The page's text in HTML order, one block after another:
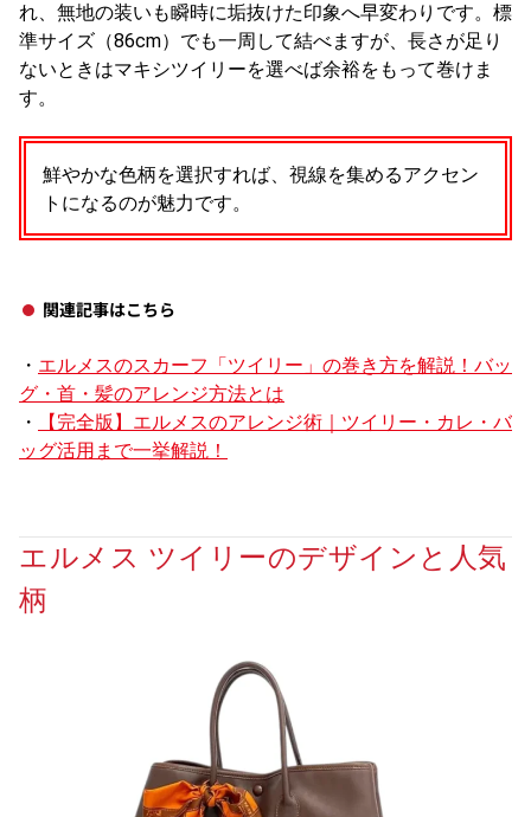
れ、無地の装いも瞬時に垢抜けた印象へ早変わりです。標
準サイズ（86cm）でも一周して結べますが、長さが足り
ないときはマキシツイリーを選べば余裕をもって巻けま
す。
鮮やかな色柄を選択すれば、視線を集めるアクセン
トになるのが魅力です。
関連記事はこちら
・ エルメスのスカーフ「ツイリー」の巻き方を解説！バッ
グ・首・髪のアレンジ方法とは
・
【完全版】エルメスのアレンジ術｜ツイリー・カレ・バ
ッグ活用まで一挙解説！
エルメス ツイリーのデザインと人気
柄